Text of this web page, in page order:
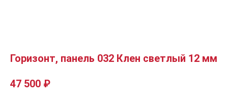
Горизонт, панель 032 Клен светлый 12 мм
47 500 ₽